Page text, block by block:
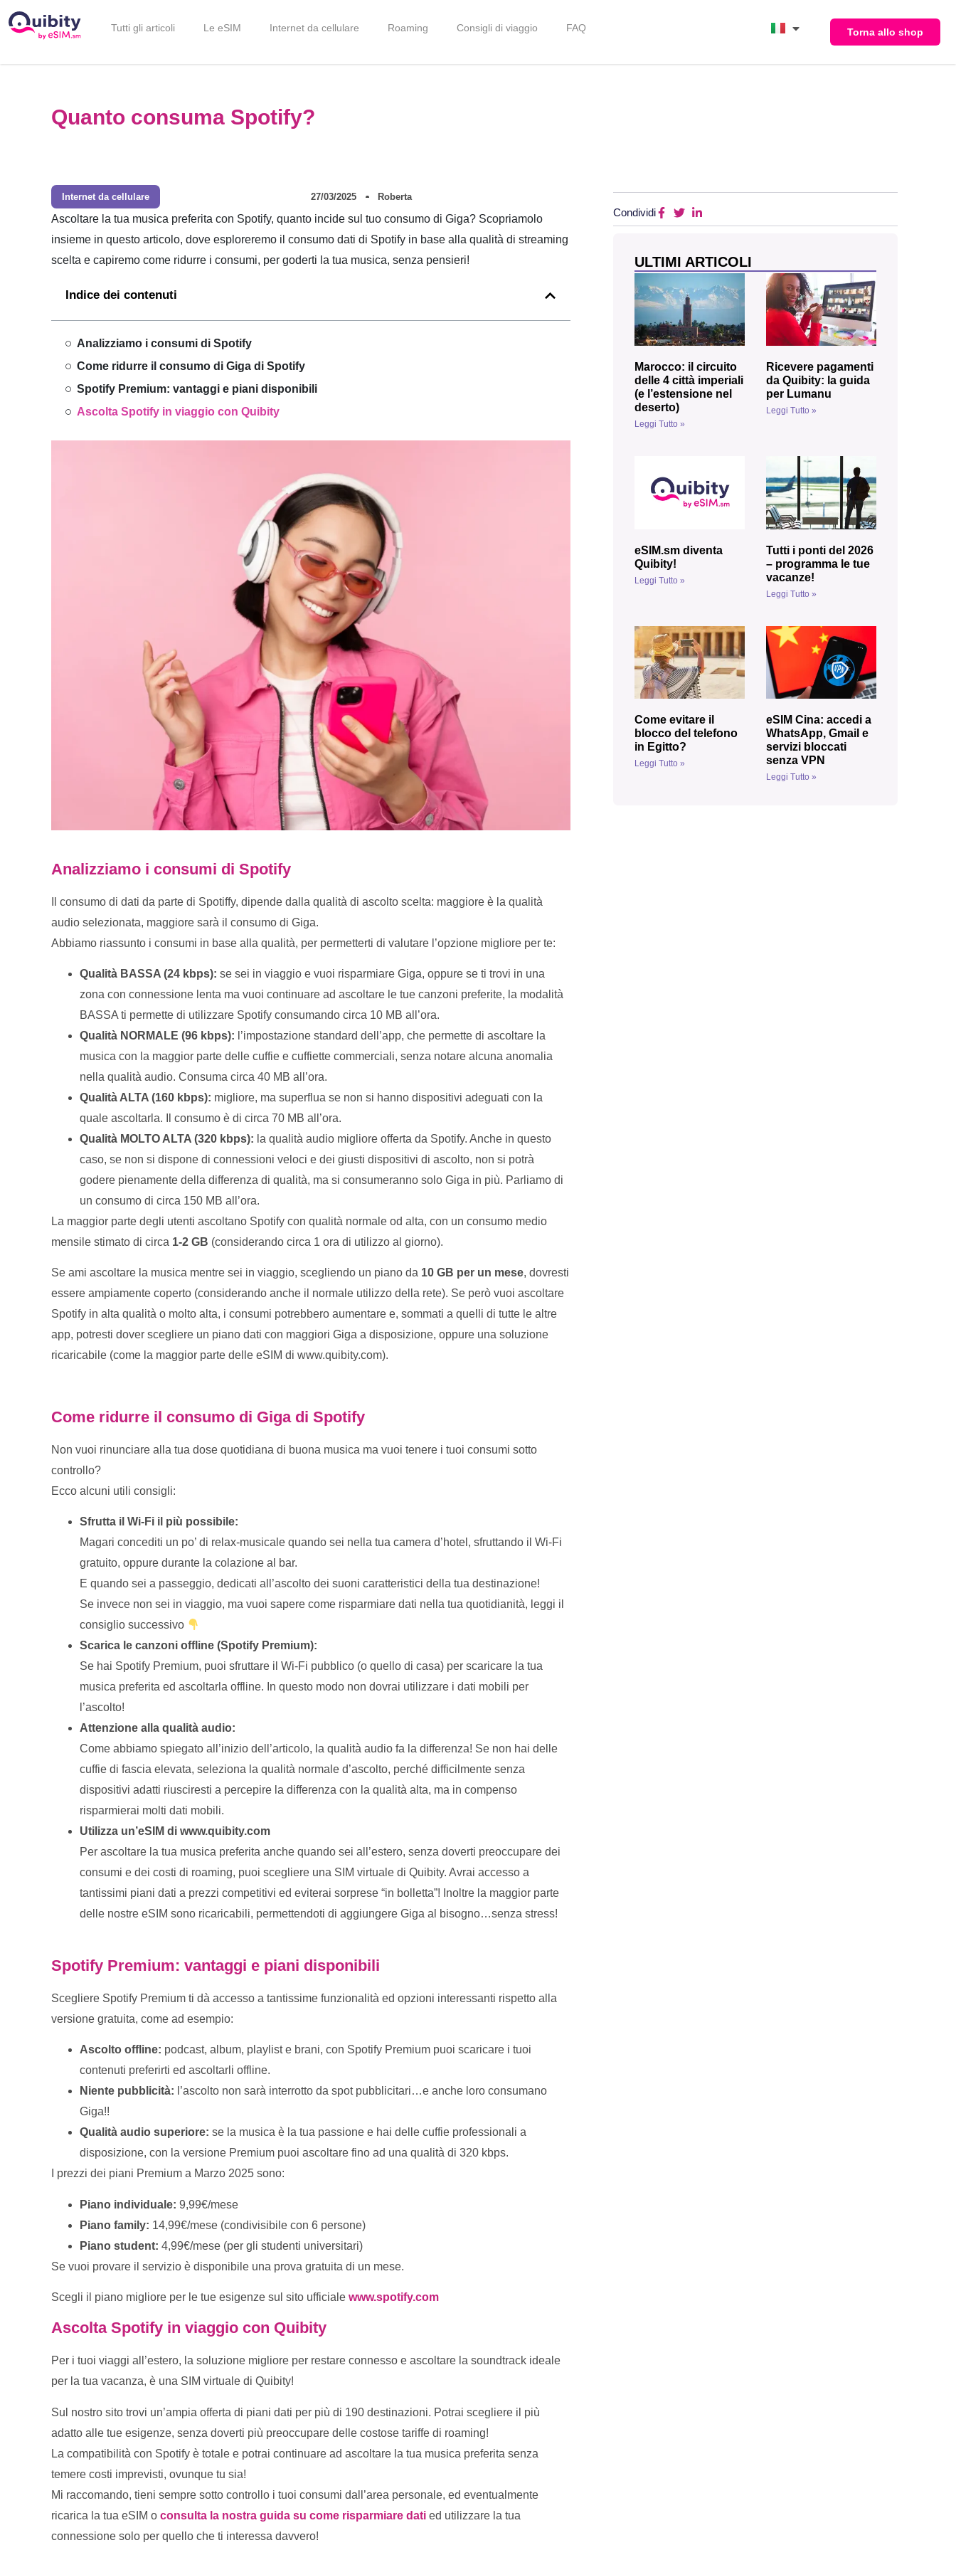
Tutti gli articoli Le eSIM Internet da cellulare Roaming Consigli di viaggio FAQ Torna allo shop
Quanto consuma Spotify?
Internet da cellulare 27/03/2025 Roberta
Ascoltare la tua musica preferita con Spotify, quanto incide sul tuo consumo di Giga? Scopriamolo
insieme in questo articolo, dove esploreremo il consumo dati di Spotify in base alla qualità di streaming
scelta e capiremo come ridurre i consumi, per goderti la tua musica, senza pensieri!
Indice dei contenuti
Analizziamo i consumi di Spotify
Come ridurre il consumo di Giga di Spotify
Spotify Premium: vantaggi e piani disponibili
Ascolta Spotify in viaggio con Quibity
Analizziamo i consumi di Spotify
Il consumo di dati da parte di Spotiffy, dipende dalla qualità di ascolto scelta: maggiore è la qualità
audio selezionata, maggiore sarà il consumo di Giga.
Abbiamo riassunto i consumi in base alla qualità, per permetterti di valutare l’opzione migliore per te:
Qualità BASSA (24 kbps): se sei in viaggio e vuoi risparmiare Giga, oppure se ti trovi in una
zona con connessione lenta ma vuoi continuare ad ascoltare le tue canzoni preferite, la modalità
BASSA ti permette di utilizzare Spotify consumando circa 10 MB all’ora.
Qualità NORMALE (96 kbps): l’impostazione standard dell’app, che permette di ascoltare la
musica con la maggior parte delle cuffie e cuffiette commerciali, senza notare alcuna anomalia
nella qualità audio. Consuma circa 40 MB all’ora.
Qualità ALTA (160 kbps): migliore, ma superflua se non si hanno dispositivi adeguati con la
quale ascoltarla. Il consumo è di circa 70 MB all’ora.
Qualità MOLTO ALTA (320 kbps): la qualità audio migliore offerta da Spotify. Anche in questo
caso, se non si dispone di connessioni veloci e dei giusti dispositivi di ascolto, non si potrà
godere pienamente della differenza di qualità, ma si consumeranno solo Giga in più. Parliamo di
un consumo di circa 150 MB all’ora.
La maggior parte degli utenti ascoltano Spotify con qualità normale od alta, con un consumo medio
mensile stimato di circa 1-2 GB (considerando circa 1 ora di utilizzo al giorno).
Se ami ascoltare la musica mentre sei in viaggio, scegliendo un piano da 10 GB per un mese, dovresti
essere ampiamente coperto (considerando anche il normale utilizzo della rete). Se però vuoi ascoltare
Spotify in alta qualità o molto alta, i consumi potrebbero aumentare e, sommati a quelli di tutte le altre
app, potresti dover scegliere un piano dati con maggiori Giga a disposizione, oppure una soluzione
ricaricabile (come la maggior parte delle eSIM di www.quibity.com).
Come ridurre il consumo di Giga di Spotify
Non vuoi rinunciare alla tua dose quotidiana di buona musica ma vuoi tenere i tuoi consumi sotto
controllo?
Ecco alcuni utili consigli:
Sfrutta il Wi-Fi il più possibile:
Magari concediti un po’ di relax-musicale quando sei nella tua camera d’hotel, sfruttando il Wi-Fi
gratuito, oppure durante la colazione al bar.
E quando sei a passeggio, dedicati all’ascolto dei suoni caratteristici della tua destinazione!
Se invece non sei in viaggio, ma vuoi sapere come risparmiare dati nella tua quotidianità, leggi il
consiglio successivo
Scarica le canzoni offline (Spotify Premium):
Se hai Spotify Premium, puoi sfruttare il Wi-Fi pubblico (o quello di casa) per scaricare la tua
musica preferita ed ascoltarla offline. In questo modo non dovrai utilizzare i dati mobili per
l’ascolto!
Attenzione alla qualità audio:
Come abbiamo spiegato all’inizio dell’articolo, la qualità audio fa la differenza! Se non hai delle
cuffie di fascia elevata, seleziona la qualità normale d’ascolto, perché difficilmente senza
dispositivi adatti riusciresti a percepire la differenza con la qualità alta, ma in compenso
risparmierai molti dati mobili.
Utilizza un’eSIM di www.quibity.com
Per ascoltare la tua musica preferita anche quando sei all’estero, senza doverti preoccupare dei
consumi e dei costi di roaming, puoi scegliere una SIM virtuale di Quibity. Avrai accesso a
tantissimi piani dati a prezzi competitivi ed eviterai sorprese “in bolletta”! Inoltre la maggior parte
delle nostre eSIM sono ricaricabili, permettendoti di aggiungere Giga al bisogno…senza stress!
Spotify Premium: vantaggi e piani disponibili
Scegliere Spotify Premium ti dà accesso a tantissime funzionalità ed opzioni interessanti rispetto alla
versione gratuita, come ad esempio:
Ascolto offline: podcast, album, playlist e brani, con Spotify Premium puoi scaricare i tuoi
contenuti preferirti ed ascoltarli offline.
Niente pubblicità: l’ascolto non sarà interrotto da spot pubblicitari…e anche loro consumano
Giga!!
Qualità audio superiore: se la musica è la tua passione e hai delle cuffie professionali a
disposizione, con la versione Premium puoi ascoltare fino ad una qualità di 320 kbps.
I prezzi dei piani Premium a Marzo 2025 sono:
Piano individuale: 9,99€/mese
Piano family: 14,99€/mese (condivisibile con 6 persone)
Piano student: 4,99€/mese (per gli studenti universitari)
Se vuoi provare il servizio è disponibile una prova gratuita di un mese.
Scegli il piano migliore per le tue esigenze sul sito ufficiale www.spotify.com
Ascolta Spotify in viaggio con Quibity
Per i tuoi viaggi all’estero, la soluzione migliore per restare connesso e ascoltare la soundtrack ideale
per la tua vacanza, è una SIM virtuale di Quibity!
Sul nostro sito trovi un’ampia offerta di piani dati per più di 190 destinazioni. Potrai scegliere il più
adatto alle tue esigenze, senza doverti più preoccupare delle costose tariffe di roaming!
La compatibilità con Spotify è totale e potrai continuare ad ascoltare la tua musica preferita senza
temere costi imprevisti, ovunque tu sia!
Mi raccomando, tieni sempre sotto controllo i tuoi consumi dall’area personale, ed eventualmente
ricarica la tua eSIM o consulta la nostra guida su come risparmiare dati ed utilizzare la tua
connessione solo per quello che ti interessa davvero!
Condividi
ULTIMI ARTICOLI
Marocco: il circuito
delle 4 città imperiali
(e l’estensione nel
deserto)
Leggi Tutto »
Ricevere pagamenti
da Quibity: la guida
per Lumanu
Leggi Tutto »
eSIM.sm diventa
Quibity!
Leggi Tutto »
Tutti i ponti del 2026
– programma le tue
vacanze!
Leggi Tutto »
Come evitare il
blocco del telefono
in Egitto?
Leggi Tutto »
eSIM Cina: accedi a
WhatsApp, Gmail e
servizi bloccati
senza VPN
Leggi Tutto »